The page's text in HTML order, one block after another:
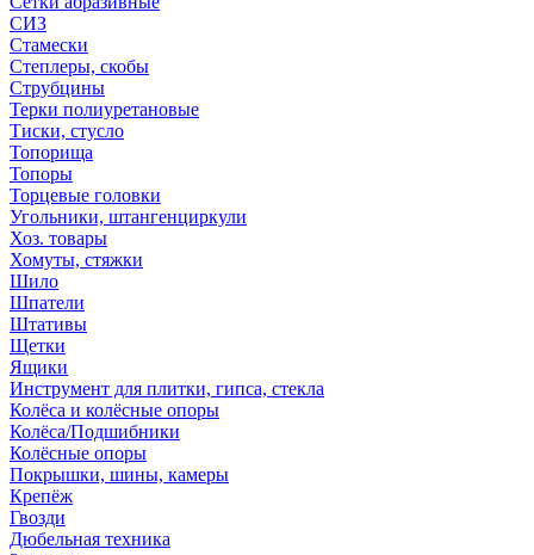
СИЗ
Стамески
Степлеры, скобы
Струбцины
Терки полиуретановые
Тиски, стусло
Топорища
Топоры
Торцевые головки
Угольники, штангенциркули
Хоз. товары
Хомуты, стяжки
Шило
Шпатели
Штативы
Щетки
Ящики
Инструмент для плитки, гипса, стекла
Колёса и колёсные опоры
Колёса/Подшибники
Колёсные опоры
Покрышки, шины, камеры
Крепёж
Гвозди
Дюбельная техника